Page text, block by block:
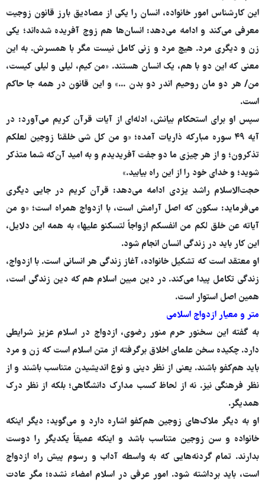
این کارشناس امور خانواده، انسان را یکی از مصادیق بارز قانون زوجیت
معرفی می‌کند و ادامه می‌دهد: انسان‌ها هم زوج آفریده شده‌اند؛ یکی
زن و دیگری مرد. هیچ مرد و زنی کامل نیست مگر با همسرش. به این
معنی که این دو با هم، یک انسان هستند. «من کیم، لیلی و لیلی کیست،
من/ هر دو مان روحیم اندر دو بدن ...» و این قانون در همه جا حاکم
است.
سپس او برای استحکام بیانش، ادله‌ای از آیات قرآن کریم می‌آورد: در
آیه ۴۹ سوره مبارکه ذاریات آمده؛ «و من کل شی خلقنا زوجین لعلکم
تذکرون؛ و از هر چیزی ما دو جفت آفریدیدم و به امید آن‌که شما متذکر
شوید؛ و خدای خود را از این راه بیابید.»
حجت‌الاسلام راشد یزدی ادامه می‌دهد: قرآن کریم در جایی دیگری
می‌فرماید: سکون که اصل آرامش است، با ازدواج همراه است؛ «و من
آیاته عن خلق لکم من انفسکم ازواجاً لتسکنو علیها» به همه این دلایل،
این کار باید در زندگی انسان انجام شود.
او معتقد است که تشکیل خانواده، آغاز زندگی هر انسانی است. با ازدواج،
زندگی تکامل پیدا می‌کند. در دین مبین اسلام هم که دین زندگی است،
همین اصل استوار است.
متر و معیار ازدواج اسلامی
به گفته این سخنور حرم منور رضوی، ازدواج در اسلام عزیز شرایطی
دارد. چکیده سخن علمای اخلاق برگرفته از متن اسلام است که زن و مرد
باید هم‌کفو باشند. یعنی از نظر دینی و نوع اندیشیدن متناسب باشند و از
نظر فرهنگی نیز. نه از لحاظ کسب مدارک دانشگاهی؛ بلکه از نظر درک
همدیگر.
او به دیگر ملاک‌های زوجین هم‌کفو اشاره دارد و می‌گوید: دیگر اینکه
خانواده و سن زوجین متناسب باشد و اینکه عمیقاً یکدیگر را دوست
بدارند. تمام گردنه‌هایی که به واسطه آداب و رسوم پیش راه ازدواج
است، باید برداشته شود. امور عرفی در اسلام امضاء نشده؛ مگر عادت